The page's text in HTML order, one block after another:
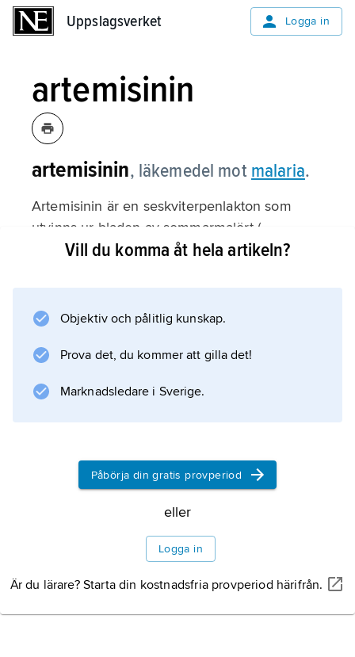
Uppslagsverket Logga in
artemisinin
artemisinin, läkemedel mot malaria.
Artemisinin är en seskviterpenlakton som
utvinns ur bladen av sommarmalört (
Artemisia annua
sedan över 2 000 år. WHO
sedan 2006 artemisinin mot malaria.
Vill du komma åt hela artikeln?
Objektiv och pålitlig kunskap.
Prova det, du kommer att gilla det!
Marknadsledare i Sverige.
Påbörja din gratis provperiod
eller
Logga in
Är du lärare? Starta din kostnadsfria provperiod härifrån.